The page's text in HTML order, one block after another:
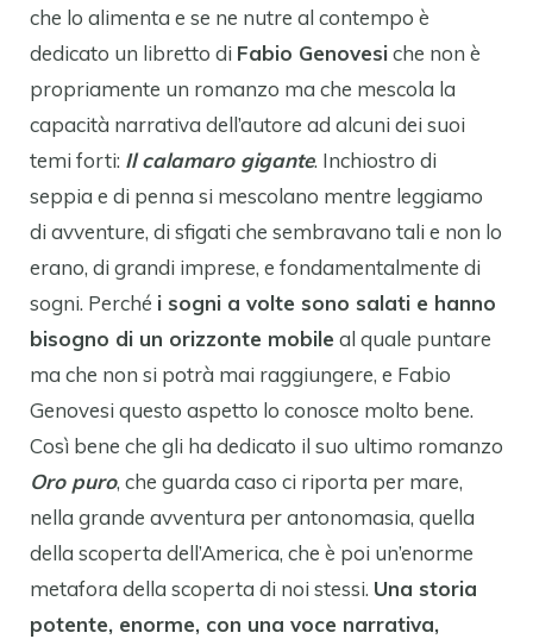
che lo alimenta e se ne nutre al contempo è
dedicato un libretto di Fabio Genovesiche non è
propriamente un romanzo ma che mescola la
capacità narrativa dell’autore ad alcuni dei suoi
temi forti: Il calamaro gigante. Inchiostro di
seppia e di penna si mescolano mentre leggiamo
di avventure, di sfigati che sembravano tali e non lo
erano, di grandi imprese, e fondamentalmente di
sogni. Perché i sogni a volte sono salati e hanno
bisogno di un orizzonte mobile al quale puntare
ma che non si potrà mai raggiungere, e Fabio
Genovesi questo aspetto lo conosce molto bene.
Così bene che gli ha dedicato il suo ultimo romanzo
Oro puro, che guarda caso ci riporta per mare,
nella grande avventura per antonomasia, quella
della scoperta dell’America, che è poi un’enorme
metafora della scoperta di noi stessi. Una storia
potente, enorme, con una voce narrativa,